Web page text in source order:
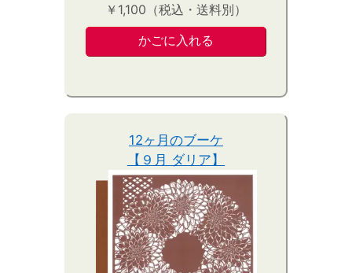
￥1,100（税込・送料別）
12ヶ月のブーケ
【９月 ダリア】